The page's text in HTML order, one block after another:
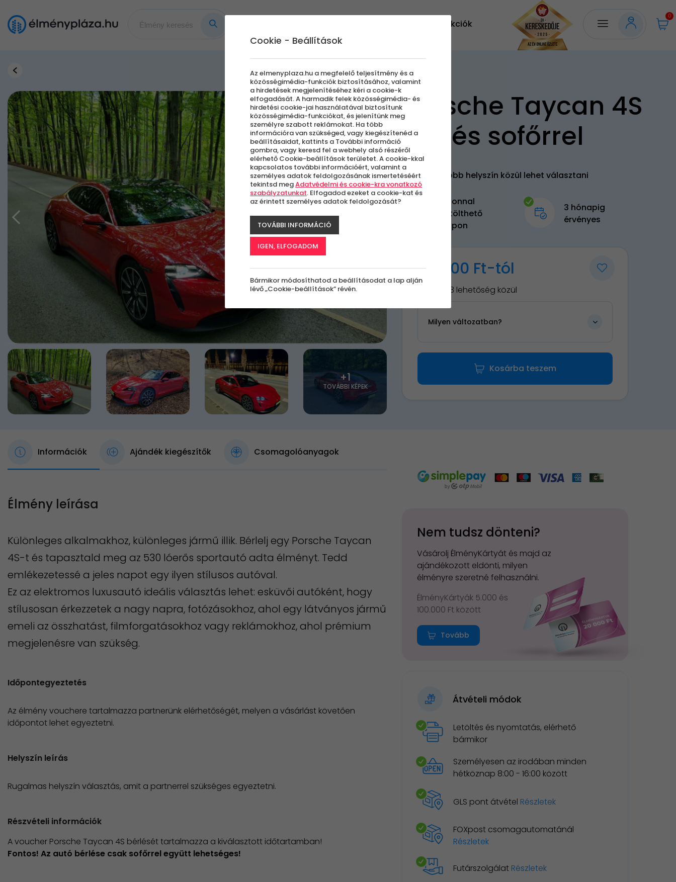
Akciók
0
+1
TOVÁBBI KÉPEK
Porsche Taycan 4S
bérlés sofőrrel
Több helyszín közül lehet választani
Azonnal
letölthető
kupon
3 hónapig
érvényes
25 000 Ft-tól
Válassz 3 lehetőség közül
Milyen változatban?
Kosárba teszem
Információk Ajándék kiegészítők Csomagolóanyagok
Élmény leírása
Különleges alkalmakhoz, különleges jármű illik. Bérlelj egy Porsche Taycan
4S-t és tapasztald meg az 530 lóerős sportautó adta élményt. Tedd
emlékezetessé a jeles napot egy ilyen stílusos autóval.
Ez az elektromos luxusautó ideális választás lehet: esküvői autóként, hogy
stílusosan érkezzetek a nagy napra, fotózásokhoz, ahol egy látványos jármű
emeli az összhatást, filmforgatásokhoz vagy reklámokhoz, ahol prémium
megjelenésre van szükség.
Időpontegyeztetés
Az élmény vouchere tartalmazza partnerünk elérhetőségét, melyen a vásárlást követően
időpontot lehet egyeztetni.
Helyszín leírás
Rugalmas helyszín választás, amit a partnerrel szükséges egyeztetni.
Részvételi információk
A voucher Porsche Taycan 4S bérlését tartalmazza a kiválasztott időtartamban!
​Fontos! Az autó bérlése csak sofőrrel együtt lehetséges!
Nem tudsz dönteni?
Vásárolj ÉlményKártyát és majd az
ajándékozott eldönti, milyen
élményre szeretné felhasználni.
ÉlményKártyák 5.000 és
100.000 Ft között
Tovább
Átvételi módok
Letöltés és nyomtatás, elérhető
bármikor
Személyesen az irodában minden
hétköznap 8:00 - 16:00 között
GLS pont átvétel Részletek
FOXpost csomagautomatánál
Részletek
Futárszolgálat Részletek
Cookie - Beállítások
Az elmenyplaza.hu a megfelelő teljesítmény és a
közösségimédia-funkciók biztosításához, valamint
a hirdetések megjelenítéséhez kéri a cookie-k
elfogadását. A harmadik felek közösségimédia- és
hirdetési cookie-jai használatával biztosítunk
közösségimédia-funkciókat, és jelenítünk meg
személyre szabott reklámokat. Ha több
információra van szükséged, vagy kiegészítenéd a
beállításaidat, kattints a További információ
gombra, vagy keresd fel a webhely alsó részéről
elérhető Cookie-beállítások területet. A cookie-kkal
kapcsolatos további információért, valamint a
személyes adatok feldolgozásának ismertetéséért
tekintsd megAdatvédelmi és cookie-kra vonatkozó
szabályzatunkat. Elfogadod ezeket a cookie-kat és
az érintett személyes adatok feldolgozását?
TOVÁBBI INFORMÁCIÓ
IGEN, ELFOGADOM
Bármikor módosíthatod a beállításodat a lap alján
lévő „Cookie-beállítások” révén.